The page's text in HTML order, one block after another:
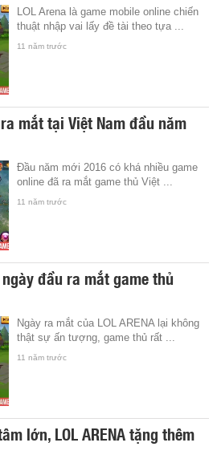
LOL Arena là game mobile online chiến
thuật nhập vai lấy đề tài theo tựa ...
11 năm trước
mắt tại Việt Nam đầu năm
Đầu năm mới 2016 có khá nhiều game
online đã ra mắt game thủ Việt ...
11 năm trước
ngày đầu ra mắt game thủ
Ngày ra mắt của LOL ARENA lại không
thật sự ấn tượng, game thủ rất ...
11 năm trước
lớn, LOL ARENA tặng thêm